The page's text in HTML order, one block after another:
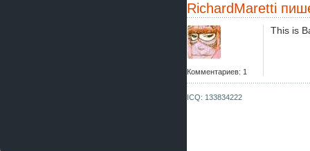
RichardMaretti
Комментариев: 1
This is
ICQ: 133834222